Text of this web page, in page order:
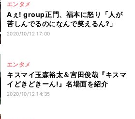
エンタメ
Aぇ! group正門、福本に怒り「人が
苦しんでるのになんで笑えるん?」
2020/10/12 17:00
エンタメ
キスマイ玉森裕太＆宮田俊哉『キスマ
イどきどきーん!』名場面を紹介
2020/10/12 14:35